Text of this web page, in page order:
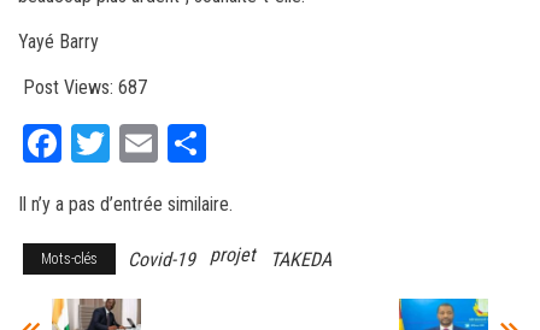
Yayé Barry
Post Views: 687
Fa
bo
ok
T
tt
er
E
ail ag
er
Il n’y a pas d’entrée similaire.
Mots-clés Covid-19 projet TAKEDA